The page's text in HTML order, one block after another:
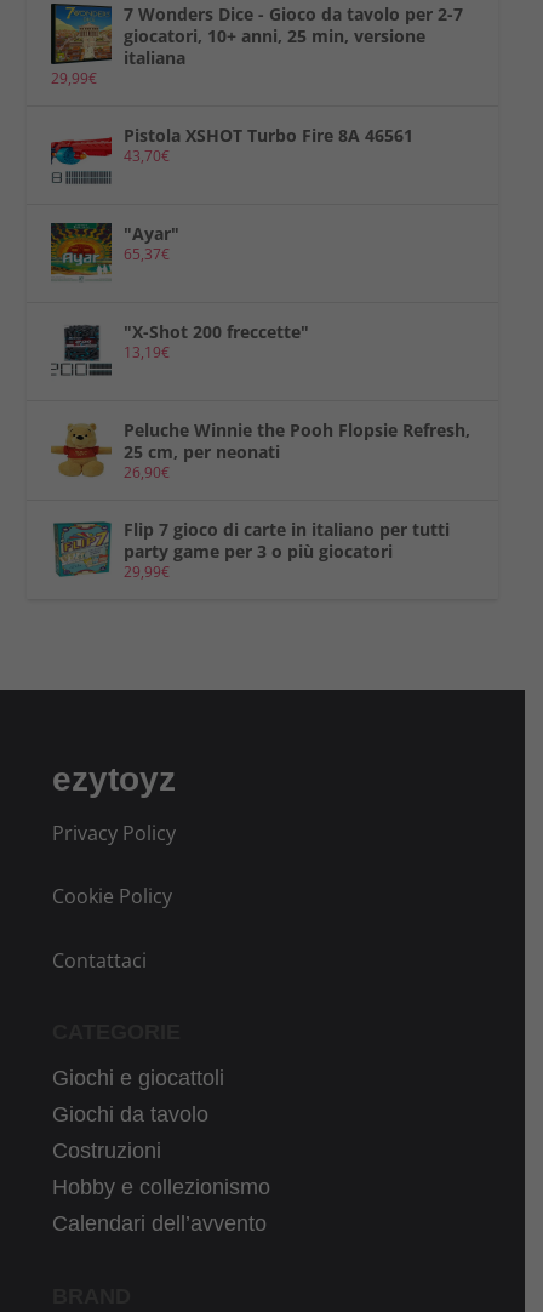
7 Wonders Dice - Gioco da tavolo per 2-7
giocatori, 10+ anni, 25 min, versione
italiana
29,99€
Pistola XSHOT Turbo Fire 8A 46561
43,70€
"Ayar"
65,37€
"X-Shot 200 freccette"
13,19€
Peluche Winnie the Pooh Flopsie Refresh,
25 cm, per neonati
26,90€
Flip 7 gioco di carte in italiano per tutti
party game per 3 o più giocatori
29,99€
ezytoyz
Privacy Policy
Cookie Policy
Contattaci
Giochi e giocattoli
Giochi da tavolo
Costruzioni
Hobby e collezionismo
Calendari dell’avvento